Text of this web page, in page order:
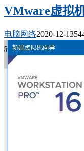
VMware虚拟
电脑网络2020-12-13